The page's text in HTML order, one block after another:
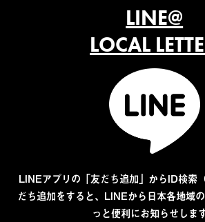
LINE@
LOCAL
LINEアプリの「友だち追加」からID検索
だち追加をすると、LINEから日本各地域
っと便利にお知らせしま